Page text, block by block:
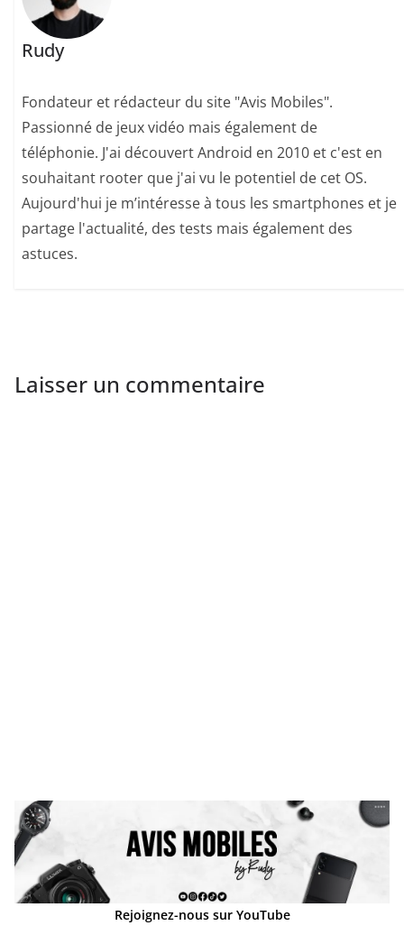
Rudy
Fondateur et rédacteur du site "Avis Mobiles".
Passionné de jeux vidéo mais également de
téléphonie. J'ai découvert Android en 2010 et c'est en
souhaitant rooter que j'ai vu le potentiel de cet OS.
Aujourd'hui je m’intéresse à tous les smartphones et je
partage l'actualité, des tests mais également des
astuces.
Laisser un commentaire
Rejoignez-nous sur YouTube